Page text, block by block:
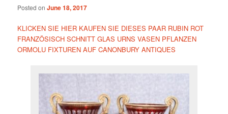
Posted onJune 18, 2017
KLICKEN SIE HIER KAUFEN SIE DIESES PAAR RUBIN ROT
FRANZÖSISCH SCHNITT GLAS URNS VASEN PFLANZEN
ORMOLU FIXTUREN AUF CANONBURY ANTIQUES